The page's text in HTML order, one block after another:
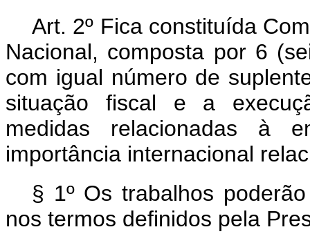
Art. 2º Fica constituída
Nacional, composta por 6
com igual número de
situação fiscal e a
medidas relacionadas à
importância internacional
§ 1º Os trabalhos
nos termos definidos pela